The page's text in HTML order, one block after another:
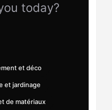
today?
et déco
et jardinage
de matériaux